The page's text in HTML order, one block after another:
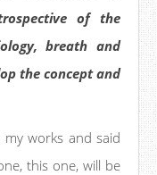
of the
breath and
the concept and
works and said
this one, will be